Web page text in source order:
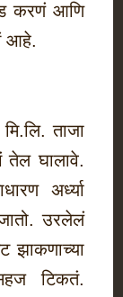
करणं आणि
आहे.
ताजा
तेल घालावे.
अर्ध्या
उरलेलं
झाकणाच्या
टिकतं.